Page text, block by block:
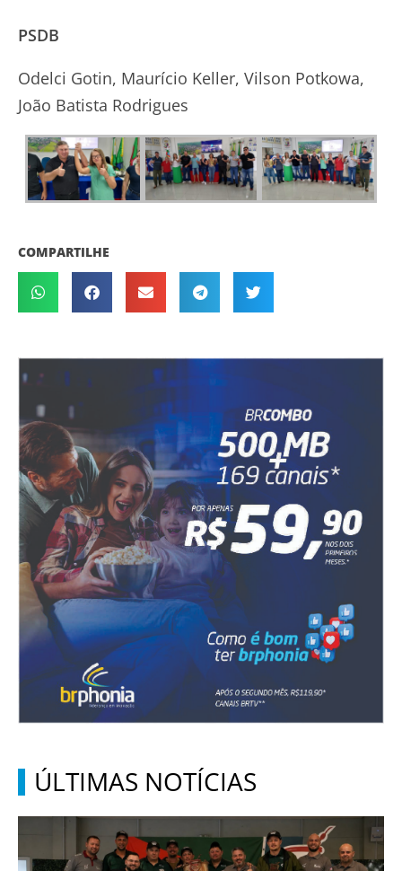
PSDB
Odelci Gotin, Maurício Keller, Vilson Potkowa,
João Batista Rodrigues
COMPARTILHE
ÚLTIMAS NOTÍCIAS